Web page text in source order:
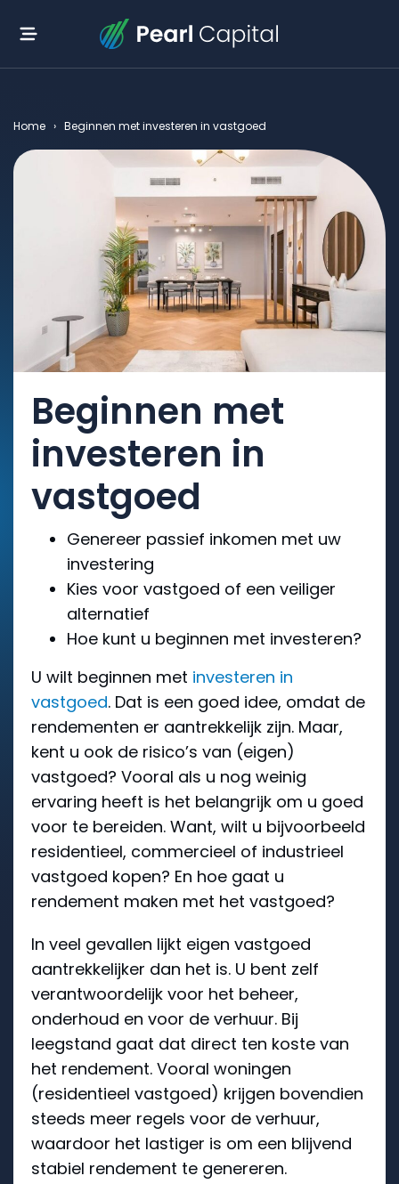
Home › Beginnen met investeren in vastgoed
Beginnen met
investeren in
vastgoed
Genereer passief inkomen met uw
investering
Kies voor vastgoed of een veiliger
alternatief
Hoe kunt u beginnen met investeren?
U wilt beginnen met investeren in
vastgoed. Dat is een goed idee, omdat de
rendementen er aantrekkelijk zijn. Maar,
kent u ook de risico’s van (eigen)
vastgoed? Vooral als u nog weinig
ervaring heeft is het belangrijk om u goed
voor te bereiden. Want, wilt u bijvoorbeeld
residentieel, commercieel of industrieel
vastgoed kopen? En hoe gaat u
rendement maken met het vastgoed?
In veel gevallen lijkt eigen vastgoed
aantrekkelijker dan het is. U bent zelf
verantwoordelijk voor het beheer,
onderhoud en voor de verhuur. Bij
leegstand gaat dat direct ten koste van
het rendement. Vooral woningen
(residentieel vastgoed) krijgen bovendien
steeds meer regels voor de verhuur,
waardoor het lastiger is om een blijvend
stabiel rendement te genereren.